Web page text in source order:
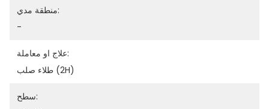
منطقة مدي:
-
علاج او معاملة:
طلاء صلب (2H)
سطح: